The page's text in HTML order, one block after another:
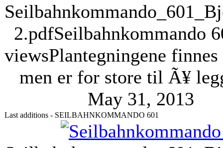
2.pdfSeilbahnkommando
viewsPlantegningene
men er for store til Ã¥
May 31, 2013
Last additions - SEILBAHNKOMMANDO 601